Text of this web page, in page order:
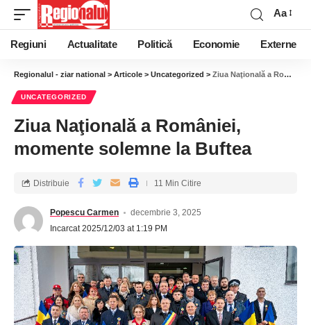
Aa
Regiuni Actualitate Politică Economie Externe
Regionalul - ziar national > Articole > Uncategorized > Ziua Naţională a României, momente solemne la Buftea
UNCATEGORIZED
Ziua Naţională a României,
momente solemne la Buftea
Popescu Carmen
decembrie 3, 2025
Incarcat 2025/12/03 at 1:19 PM
Distribuie 11 Min Citire